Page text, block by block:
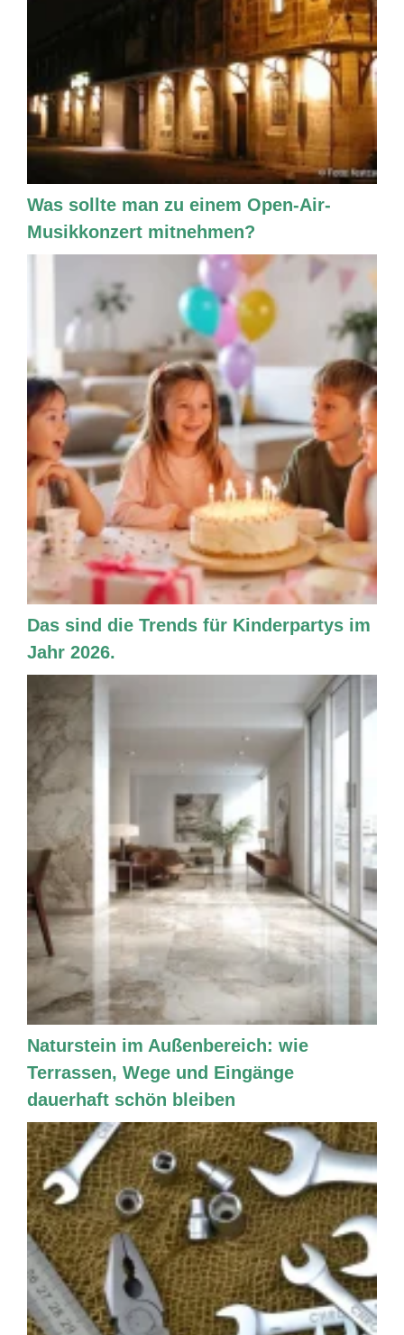
Was sollte man zu einem Open-Air-
Musikkonzert mitnehmen?
Das sind die Trends für Kinderpartys im
Jahr 2026.
Naturstein im Außenbereich: wie
Terrassen, Wege und Eingänge
dauerhaft schön bleiben